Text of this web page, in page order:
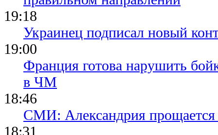
19:18
Украинец подписал новый
19:00
Франция готова нарушить
в ЧМ
18:46
СМИ: Александрия
18:31